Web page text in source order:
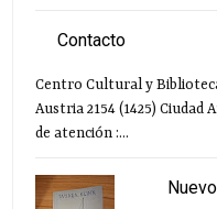
Contacto
Centro Cultural y
Austria 2154 (1425)
de atención :...